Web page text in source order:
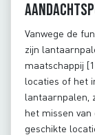
Vanwege de
zijn
maatschappij
locaties of het
lantaarnpalen,
het missen van
geschikte